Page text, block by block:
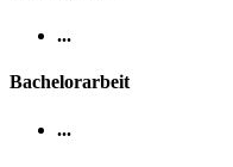
...
Bachelorarbeit
...